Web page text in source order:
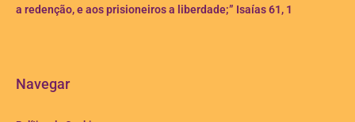
a redenção, e aos prisioneiros a liberdade;” Isaías 61, 1
Navegar